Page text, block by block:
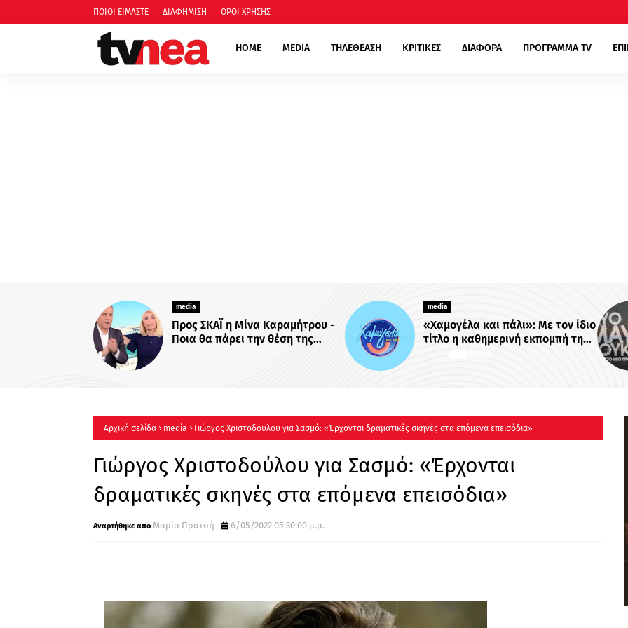
ΠΟΙΟΙ ΕΙΜΑΣΤΕ ΔΙΑΦΗΜΙΣΗ ΟΡΟΙ ΧΡΗΣΗΣ
HOME MEDIA ΤΗΛΕΘΕΑΣΗ ΚΡΙΤΙΚΕΣ ΔΙΑΦΟΡΑ ΠΡΟΓΡΑΜΜΑ TV
media
«Χαμογέλα και πάλι»: Με τον ίδιο
τίτλο η καθημερινή εκπομπή της
media
Το πρώτο trailer της σειράς του
MEGA «Δυο μαύρα πουκάμισα»
Αρχική σελίδα media Γιώργος Χριστοδούλου για Σασμό: «Έρχονται δραματικές σκηνές στα επόμενα επεισόδια»
Γιώργος Χριστοδούλου για Σασμό: «Έρχονται
δραματικές σκηνές στα επόμενα επεισόδια»
Μαρία Πρατσή 6/05/2022 05:30:00 μ.μ.